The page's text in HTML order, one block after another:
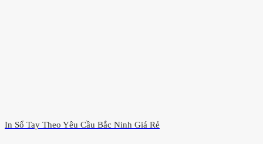
In Sổ Tay Theo Yêu Cầu Bắc Ninh Giá Rẻ